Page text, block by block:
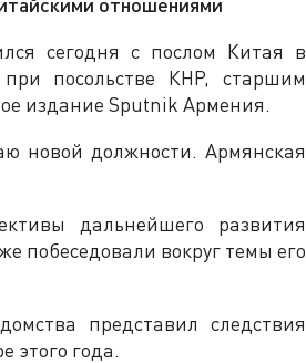
сегодня с послом Китая в
посольстве КНР, старшим
издание Sputnik Армения.
новой должности. Армянская
дальнейшего развития
побеседовали вокруг темы его
представил следствия
этого года.